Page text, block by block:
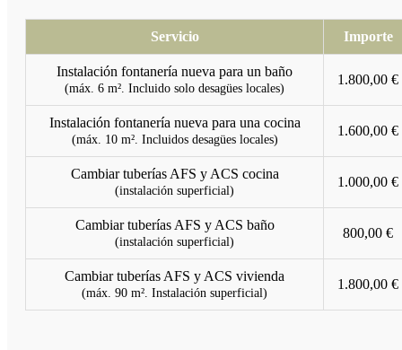
Servicio Importe
Instalación fontanería nueva para un baño
(máx. 6 m². Incluido solo desagües locales)
1.800,00 €
Instalación fontanería nueva para una cocina
(máx. 10 m². Incluidos desagües locales)
1.600,00 €
Cambiar tuberías AFS y ACS cocina
(instalación superficial)
1.000,00 €
Cambiar tuberías AFS y ACS baño
(instalación superficial)
800,00 €
Cambiar tuberías AFS y ACS vivienda
(máx. 90 m². Instalación superficial)
1.800,00 €